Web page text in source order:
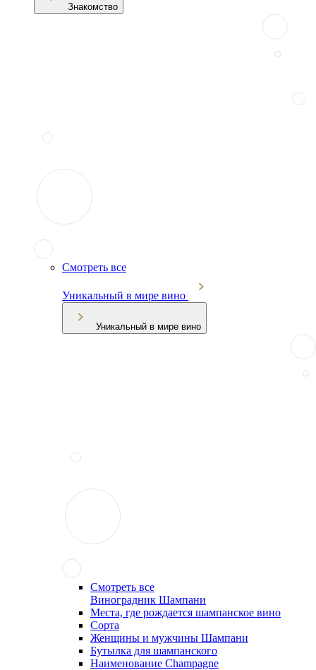
Знакомство
Смотреть все
Уникальный в мире вино
Уникальный в мире вино
Смотреть все
Виноградник Шампани
Места, где рождается шампанское вино
Сорта
Женщины и мужчины Шампани
Бутылка для шампанского
Наименование Champagne